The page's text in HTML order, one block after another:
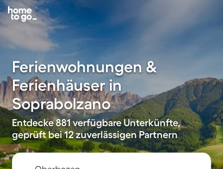
Ferienwohnungen &
Ferienhäuser in
Soprabolzano
Entdecke 881 verfügbare Unterkünfte,
geprüft bei 12 zuverlässigen Partnern